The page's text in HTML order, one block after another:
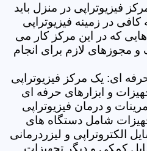
فیزیوتراپی در منزل باید
در زمینه فیزیوتراپی
که در این مرکز کار می
و مجوزهای لازم برای انجام
ای: یک مرکز فیزیوتراپی
و ابزارهای حرفه ای
و درمان فیزیوتراپی
شامل دستگاه های
الکتروتراپی و لیزردرمانی
کمکی و دیگر تجهیزات